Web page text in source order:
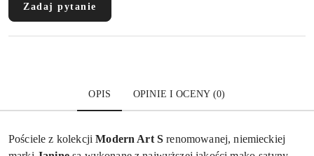
Zadaj pytanie
OPIS OPINIE I OCENY (0)
Pościele z kolekcjiModern Art S renomowanej, niemieckiej